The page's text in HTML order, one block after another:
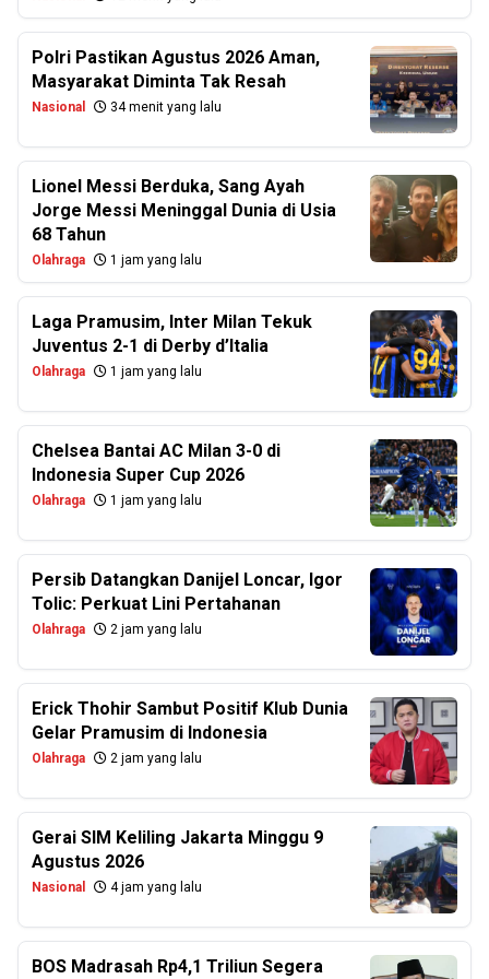
Polri Pastikan Agustus 2026 Aman,
Masyarakat Diminta Tak Resah
Nasional 34 menit yang lalu
Lionel Messi Berduka, Sang Ayah
Jorge Messi Meninggal Dunia di Usia
68 Tahun
Olahraga 1 jam yang lalu
Laga Pramusim, Inter Milan Tekuk
Juventus 2-1 di Derby d’Italia
Olahraga 1 jam yang lalu
Chelsea Bantai AC Milan 3-0 di
Indonesia Super Cup 2026
Olahraga 1 jam yang lalu
Persib Datangkan Danijel Loncar, Igor
Tolic: Perkuat Lini Pertahanan
Olahraga 2 jam yang lalu
Erick Thohir Sambut Positif Klub Dunia
Gelar Pramusim di Indonesia
Olahraga 2 jam yang lalu
Gerai SIM Keliling Jakarta Minggu 9
Agustus 2026
Nasional 4 jam yang lalu
BOS Madrasah Rp4,1 Triliun Segera